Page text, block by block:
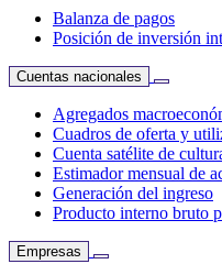
Balanza de pagos
Posición de inversión
Cuentas nacionales
Agregados
Cuadros de oferta y
Cuenta satélite de
Estimador mensual de
Generación del ingreso
Producto interno bruto
Empresas